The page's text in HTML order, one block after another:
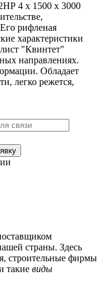
4 х 1500 х 3000
рифленая
характеристики
"Квинтет"
направлениях.
Обладает
легко режется,
страны. Здесь
строительные фирмы
такие виды